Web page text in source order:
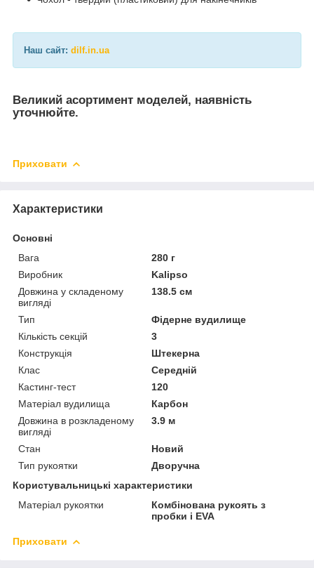
Наш сайт: dilf.in.ua
Великий асортимент моделей, наявність
уточнюйте.
Приховати
Характеристики
Основні
Вага
280 г
Виробник
Kalipso
Довжина у складеному
вигляді
138.5 см
Тип
Фідерне вудилище
Кількість секцій
3
Конструкція
Штекерна
Клас
Середній
Кастинг-тест
120
Матеріал вудилища
Карбон
Довжина в розкладеному
вигляді
3.9 м
Стан
Новий
Тип рукоятки
Дворучна
Користувальницькі характеристики
Матеріал рукоятки
Комбінована рукоять з
пробки і EVA
Приховати